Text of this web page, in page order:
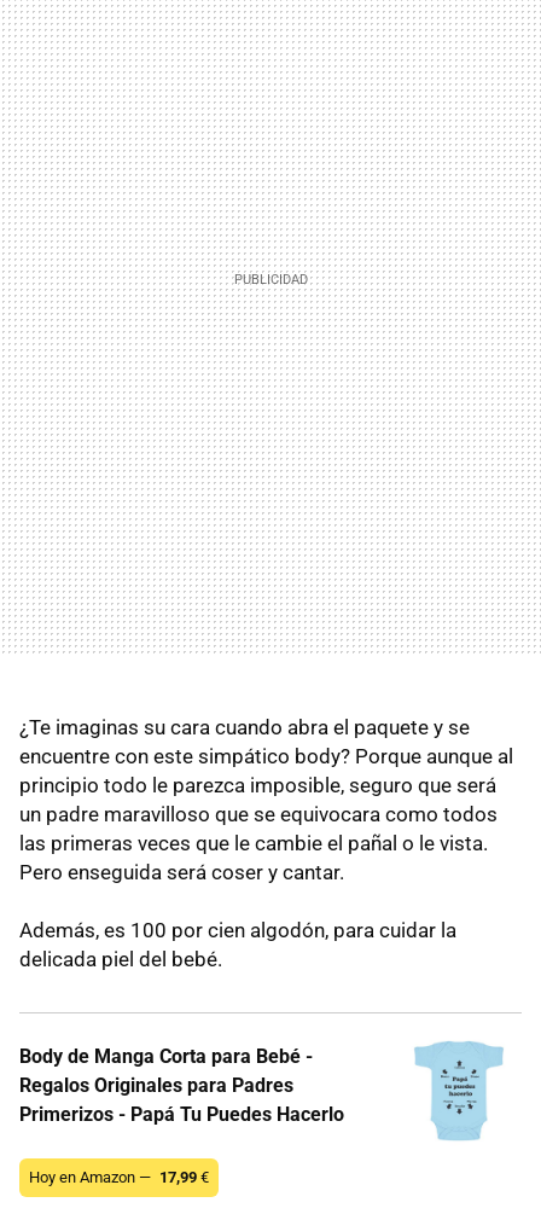
¿Te imaginas su cara cuando abra el paquete y se
encuentre con este simpático body? Porque aunque al
principio todo le parezca imposible, seguro que será
un padre maravilloso que se equivocara como todos
las primeras veces que le cambie el pañal o le vista.
Pero enseguida será coser y cantar.
Además, es 100 por cien algodón, para cuidar la
delicada piel del bebé.
Body de Manga Corta para Bebé -
Regalos Originales para Padres
Primerizos - Papá Tu Puedes Hacerlo
Hoy en Amazon — 17,99 €